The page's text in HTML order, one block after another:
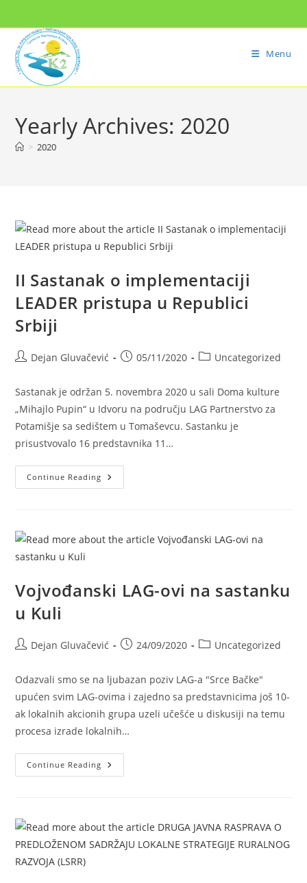
Menu
Yearly Archives: 2020
> 2020
II Sastanak o implementaciji
LEADER pristupa u Republici
Srbiji
Dejan Gluvačević 05/11/2020 Uncategorized
Sastanak je održan 5. novembra 2020 u sali Doma kulture
„Mihajlo Pupin“ u Idvoru na području LAG Partnerstvo za
Potamišje sa sedištem u Tomaševcu. Sastanku je
prisustvovalo 16 predstavnika 11…
Continue Reading
Vojvođanski LAG-ovi na sastanku
u Kuli
Dejan Gluvačević 24/09/2020 Uncategorized
Odazvali smo se na ljubazan poziv LAG-a "Srce Bačke"
upućen svim LAG-ovima i zajedno sa predstavnicima još 10-
ak lokalnih akcionih grupa uzeli učešće u diskusiji na temu
procesa izrade lokalnih…
Continue Reading